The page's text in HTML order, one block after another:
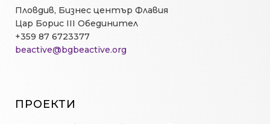
Пловдив, Бизнес център Флавия
Цар Борис III Обединител
+359 87 6723377
beactive@bgbeactive.org
ПРОЕКТИ